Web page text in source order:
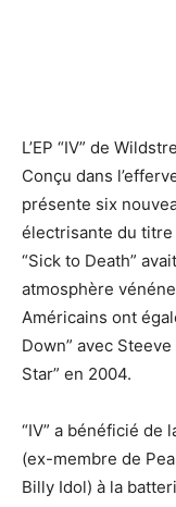
L’EP “IV” de
Conçu dans
présente six
électrisante du titre
“Sick to Death”
atmosphère
Américains ont
Down” avec
Star” en 2004.
“IV” a bénéficié de
(ex-membre de
Billy Idol) à la